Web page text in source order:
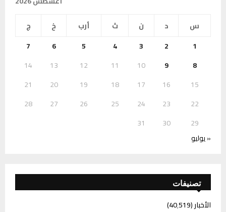
س
د ن ث أرب خ
ج
1
2
3
4
5
6
7
8
9
10
11
12
13
14
15
16
17
18
19
20
21
22
23
24
25
26
27
28
29
30
31
« يوليو
تصنيفات
الأخبار(40٬519)